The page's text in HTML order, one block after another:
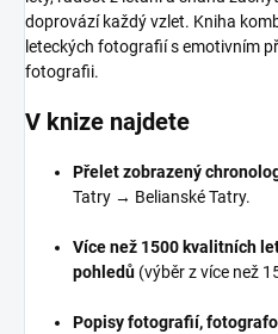
doprovází každý vzlet. Kniha
leteckých fotografií s emotivním
fotografii.
V knize najdete
Přelet zobrazený
Tatry → Belianské Tatry.
Více než 1500 kvalitních
pohledů (výběr z více než
Popisy fotografií,